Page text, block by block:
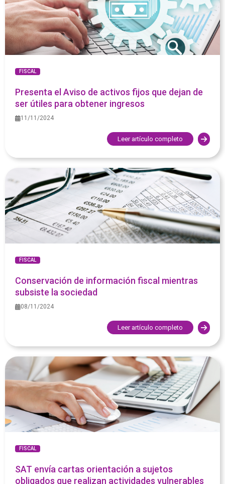
FISCAL
Presenta el Aviso de activos fijos que dejan de
ser útiles para obtener ingresos
11/11/2024
Leer artículo completo
FISCAL
Conservación de información fiscal mientras
subsiste la sociedad
08/11/2024
Leer artículo completo
FISCAL
SAT envía cartas orientación a sujetos
obligados que realizan actividades vulnerables